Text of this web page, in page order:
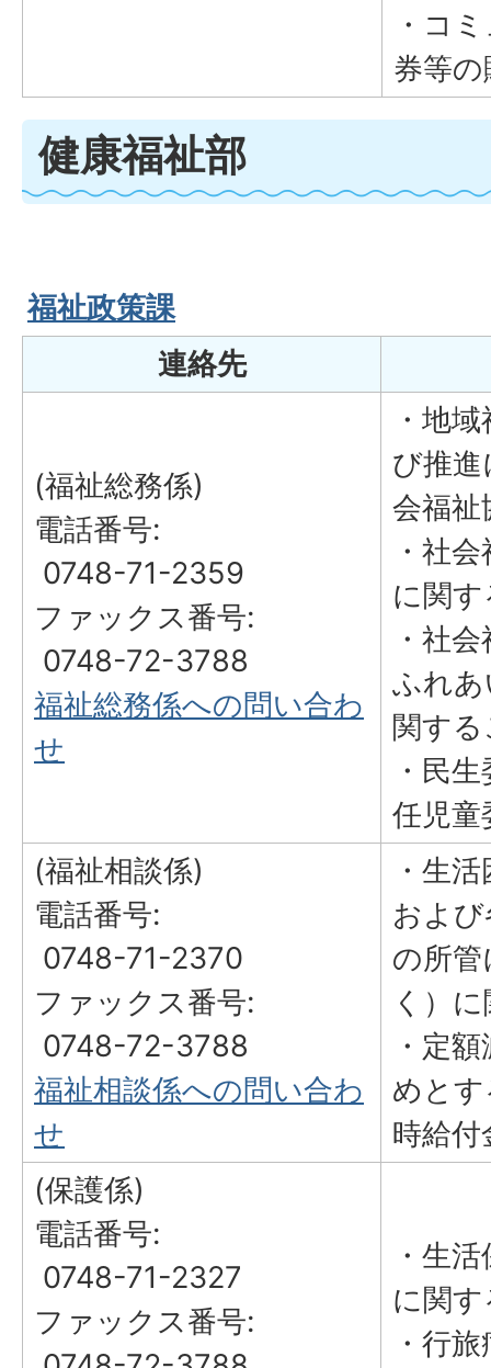
・コ
券等
健康福祉部
福祉政策課
連絡先
(福祉総務係)
電話番号:
0748-71-2359
ファックス番号:
0748-72-3788
福祉総務係への問い合わ
せ
・地
び推
会福祉
・社
に関
・社
ふれ
関す
・民
任児
(福祉相談係)
電話番号:
0748-71-2370
ファックス番号:
0748-72-3788
福祉相談係への問い合わ
せ
・生
およ
の所
く）
・定
めと
時給
(保護係)
電話番号:
0748-71-2327
ファックス番号:
・生
に関
・行